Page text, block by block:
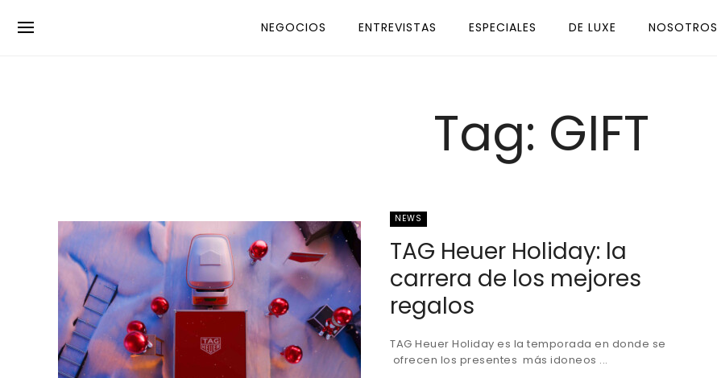
NEGOCIOS ENTREVISTAS ESPECIALES DE LUXE NOSOTROS
Tag: GIFT
NEWS
TAG Heuer Holiday: la
carrera de los mejores
regalos
TAG Heuer Holiday es la temporada en donde se
ofrecen los presentes más idoneos ...